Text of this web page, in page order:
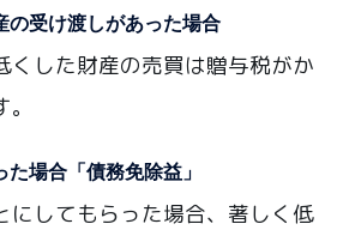
の受け渡しがあった場合
くした財産の売買は贈与税がか
場合「債務免除益」
にしてもらった場合、著しく低